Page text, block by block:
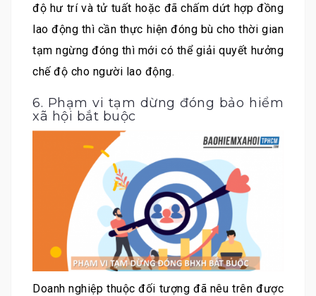
độ hư trí và tử tuất hoặc đã chấm dứt hợp đồng
lao động thì cần thực hiện đóng bù cho thời gian
tạm ngừng đóng thì mới có thể giải quyết hưởng
chế độ cho người lao động.
6. Phạm vi tạm dừng đóng bảo hiểm
xã hội bắt buộc
Doanh nghiệp thuộc đối tượng đã nêu trên được